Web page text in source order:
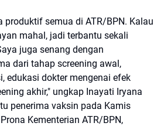
produktif semua di ATR/BPN. Kalau
mahal, jadi terbantu sekali
juga senang dengan
dari tahap screening awal,
edukasi dokter mengenai efek
akhir," ungkap Inayati Iryana
penerima vaksin pada Kamis
Kementerian ATR/BPN,